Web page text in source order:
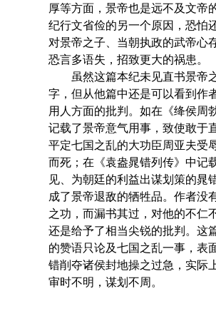
厚等方面，景帝也是远不及文帝
纪行文省俭的另一个原因，恐怕
对景帝之子、当朝执政的武帝心
恐言多语失，招致更大的祸患。
虽然这篇本纪未见直书景帝
字，但从他篇中还是可以看到作
用人方面的批判。如在《绛侯周
记载了景帝意气用事，致使敢于
平定七国之乱的大功臣周亚夫受
而死；在《袁盎晁错列传》中记
见、为朝廷的利益出谋划策的晁
成了景帝退敌的牺牲品。作者没
之功，而漏书其过，对他的不仁
还是给予了相当尖锐的批判。这
的赞语只论及七国之乱一事，表
错削夺诸侯封地操之过急，实际
审时不明，谋划不周。